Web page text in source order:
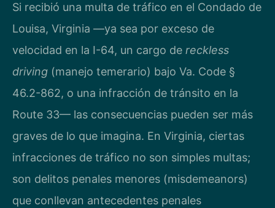
Si recibió una multa de tráfico en el Condado de
Louisa, Virginia —ya sea por exceso de
velocidad en la I-64, un cargo de reckless
driving (manejo temerario) bajo Va. Code §
46.2-862, o una infracción de tránsito en la
Route 33— las consecuencias pueden ser más
graves de lo que imagina. En Virginia, ciertas
infracciones de tráfico no son simples multas;
son delitos penales menores (misdemeanors)
que conllevan antecedentes penales